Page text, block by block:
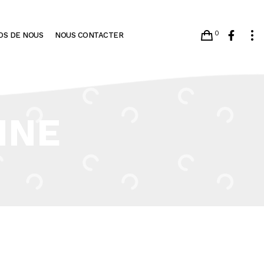
0
DE NOUS NOUS CONTACTER